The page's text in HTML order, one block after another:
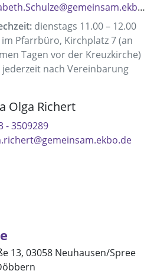
dienstags 11.00 – 12.00
Pfarrbüro, Kirchplatz 7 (an
Tagen vor der Kreuzkirche)
jederzeit nach Vereinbarung
Olga Richert
- 3509289
13, 03058 Neuhausen/Spree